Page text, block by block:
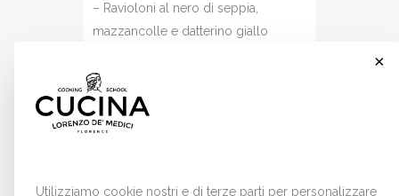
– Ravioloni al nero di seppia,
mazzancolle e datterino giallo
finocchi e pomodori ripieni
– Mini zuccotto di panettone, crema
e caffè
10:00 -13:00
×
Utilizziamo cookie nostri e di terze parti per personalizzare